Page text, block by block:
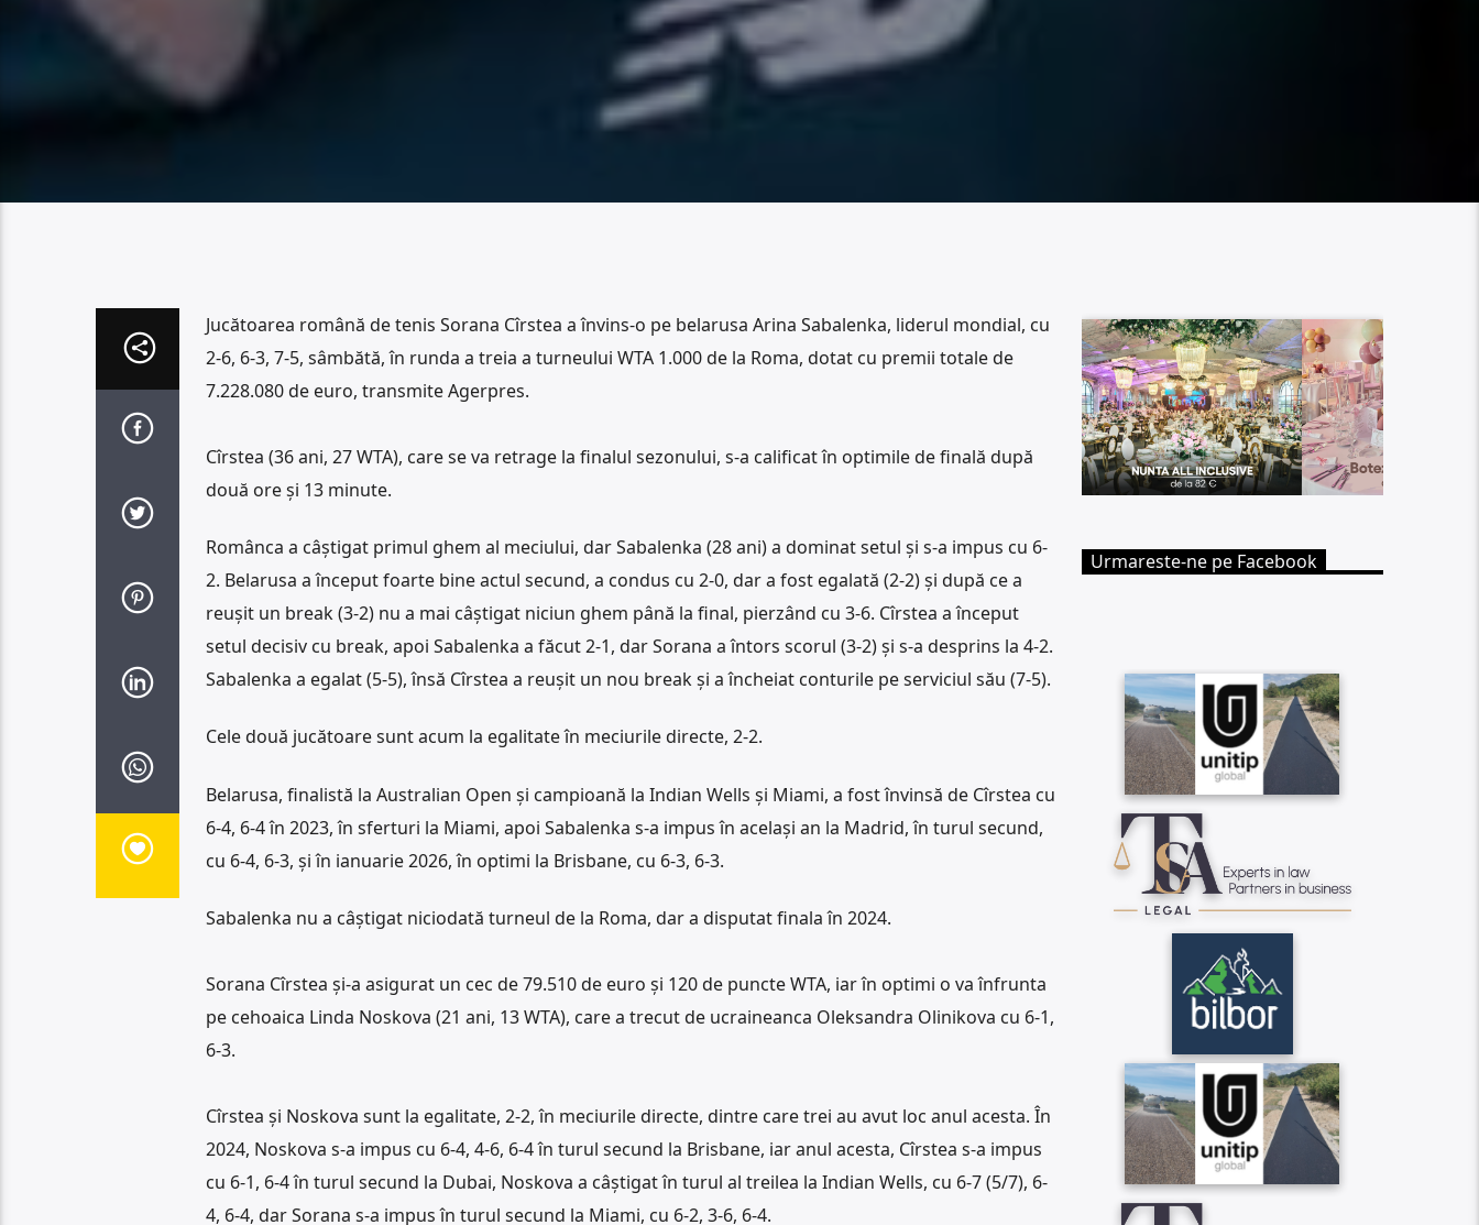
Jucătoarea română de tenis Sorana Cîrstea a învins-o pe belarusa Arina Sabalenka, liderul mondial, cu
2-6, 6-3, 7-5, sâmbătă, în runda a treia a turneului WTA 1.000 de la Roma, dotat cu premii totale de
7.228.080 de euro, transmite Agerpres.
Cîrstea (36 ani, 27 WTA), care se va retrage la finalul sezonului, s-a calificat în optimile de finală după
două ore și 13 minute.
Românca a câștigat primul ghem al meciului, dar Sabalenka (28 ani) a dominat setul și s-a impus cu 6-
2. Belarusa a început foarte bine actul secund, a condus cu 2-0, dar a fost egalată (2-2) și după ce a
reușit un break (3-2) nu a mai câștigat niciun ghem până la final, pierzând cu 3-6. Cîrstea a început
setul decisiv cu break, apoi Sabalenka a făcut 2-1, dar Sorana a întors scorul (3-2) și s-a desprins la 4-2.
Sabalenka a egalat (5-5), însă Cîrstea a reușit un nou break și a încheiat conturile pe serviciul său (7-5).
Cele două jucătoare sunt acum la egalitate în meciurile directe, 2-2.
Belarusa, finalistă la Australian Open și campioană la Indian Wells și Miami, a fost învinsă de Cîrstea cu
6-4, 6-4 în 2023, în sferturi la Miami, apoi Sabalenka s-a impus în același an la Madrid, în turul secund,
cu 6-4, 6-3, și în ianuarie 2026, în optimi la Brisbane, cu 6-3, 6-3.
Sabalenka nu a câștigat niciodată turneul de la Roma, dar a disputat finala în 2024.
Sorana Cîrstea și-a asigurat un cec de 79.510 de euro și 120 de puncte WTA, iar în optimi o va înfrunta
pe cehoaica Linda Noskova (21 ani, 13 WTA), care a trecut de ucraineanca Oleksandra Olinikova cu 6-1,
6-3.
Cîrstea și Noskova sunt la egalitate, 2-2, în meciurile directe, dintre care trei au avut loc anul acesta. În
2024, Noskova s-a impus cu 6-4, 4-6, 6-4 în turul secund la Brisbane, iar anul acesta, Cîrstea s-a impus
cu 6-1, 6-4 în turul secund la Dubai, Noskova a câștigat în turul al treilea la Indian Wells, cu 6-7 (5/7), 6-
4, 6-4, dar Sorana s-a impus în turul secund la Miami, cu 6-2, 3-6, 6-4.
Urmareste-ne pe Facebook